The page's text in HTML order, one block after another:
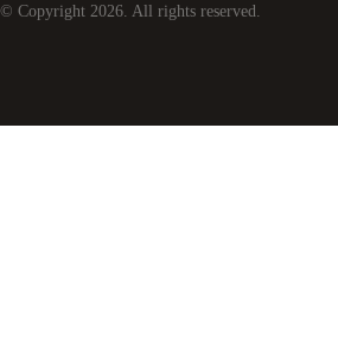
© Copyright 2026 . All rights reserved.